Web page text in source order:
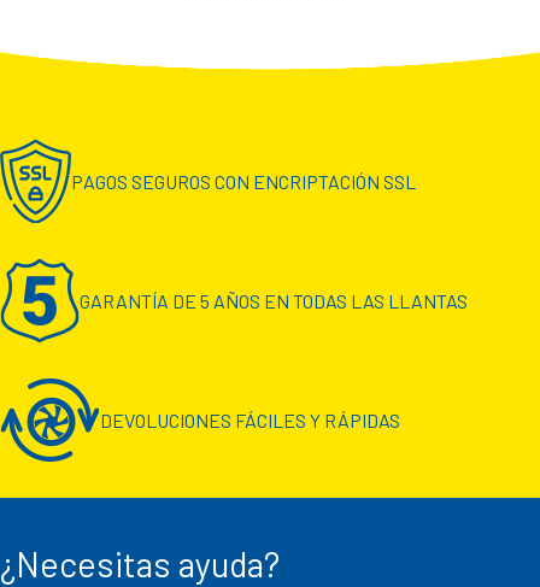
PAGOS SEGUROS CON ENCRIPTACIÓN SSL
GARANTÍA DE 5 AÑOS EN TODAS LAS LLANTAS
DEVOLUCIONES FÁCILES Y RÁPIDAS
¿Necesitas ayuda?